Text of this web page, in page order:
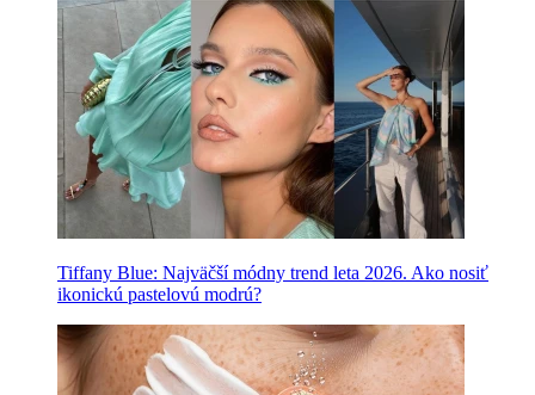
Tiffany Blue: Najväčší módny trend leta 2026. Ako nosiť
ikonickú pastelovú modrú?